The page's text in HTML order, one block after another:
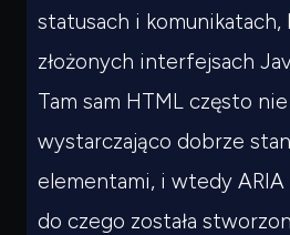
statusach i komunikatach,
złożonych interfejsach
Tam sam HTML często
wystarczająco dobrze
elementami, i wtedy ARIA
do czego została